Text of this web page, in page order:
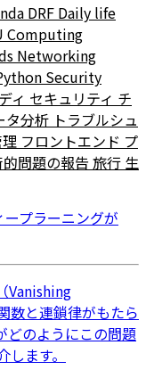
DRF Daily life
Computing
Networking
Security
ィ セキュリティ チ
タ分析 トラブルシュ
フロントエンド プ
問題の報告 旅行 生
プラーニングが
Vanishing
数と連鎖律がもたら
どのようにこの問題
ます。